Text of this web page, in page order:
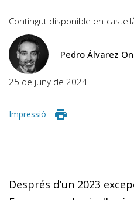
Contingut disponible en
Pedro Álvarez
25 de juny de 2024
Impressió
Després d’un 2023